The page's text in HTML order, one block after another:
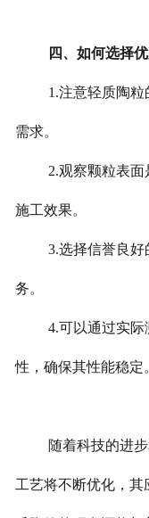
四、如何选择
1.注意轻质陶
需求。
2.观察颗粒表
施工效果。
3.选择信誉良
务。
4.可以通过实
性，确保其性能稳定
随着科技的进
工艺将不断优化，其